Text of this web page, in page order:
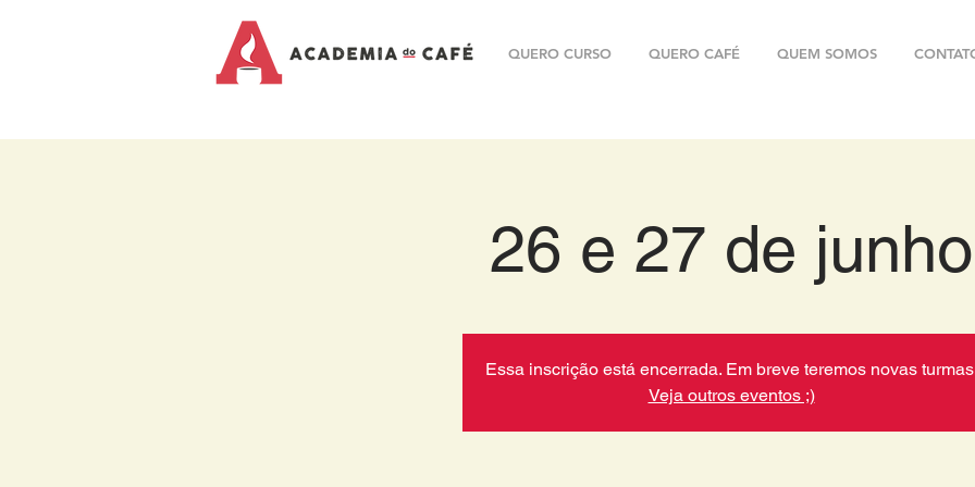
QUERO CURSO QUERO CAFÉ QUEM SOMOS
26 e 27 de junho
Essa inscrição está encerrada. Em breve teremos novas
Veja outros eventos ;)